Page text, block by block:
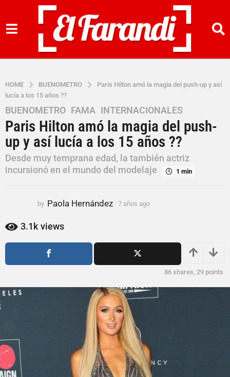
HOME BUENOMETRO
Paris Hilton amó la magia del push-up y así
lucía a los 15 años ??
7
a
o
s
a
a
o
o
BUENOMETRO ,FAMA ,INTERNACIONALES
Paris Hilton amó la magia del push-
up y así lucía a los 15 años ??
Desde muy temprana edad, la también actriz
incursionó en el mundo del modelaje
1 min
by Paola Hernández 7 años ago
s
3.1k views
86 shares, 29 points